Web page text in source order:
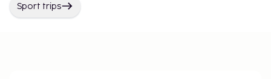
Sport trips